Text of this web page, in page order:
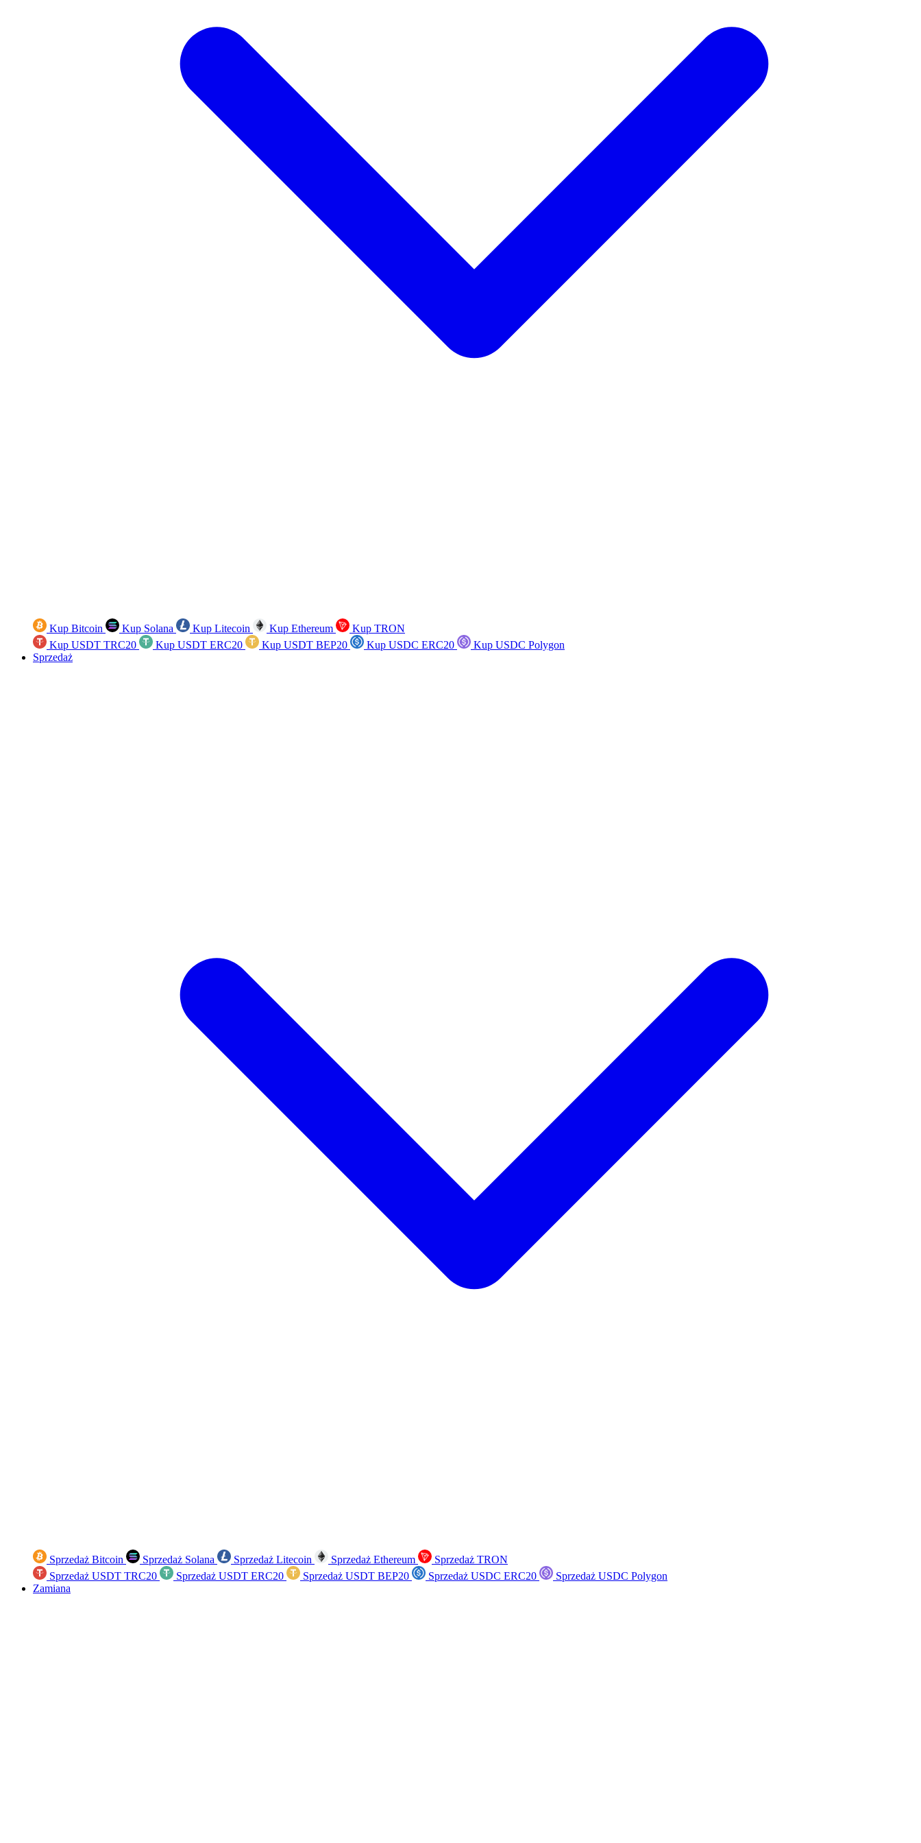
Kup Bitcoin Kup Solana Kup Litecoin Kup Ethereum
Kup TRON
Kup USDT TRC20
Kup USDT ERC20 Kup USDT BEP20 Kup USDC ERC20
Kup USDC Polygon
Sprzedaż
Sprzedaż Bitcoin Sprzedaż Solana Sprzedaż Litecoin Sprzedaż Ethereum
Sprzedaż TRON
Sprzedaż USDT TRC20
Sprzedaż USDT ERC20 Sprzedaż USDT BEP20 Sprzedaż USDC ERC20
Sprzedaż USDC Polygon
Zamiana